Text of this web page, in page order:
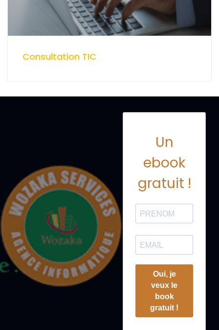
Consultation TIC
Un
ebook
gratuit !
Oui, je
veux le
book
gratuit !